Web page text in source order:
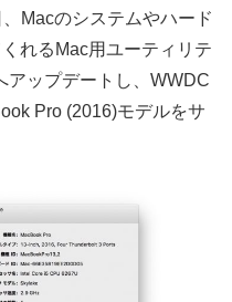
Macのシステムやハード
れるMac用ユーティリテ
アップデートし、WWDC
Pro (2016)モデルをサ